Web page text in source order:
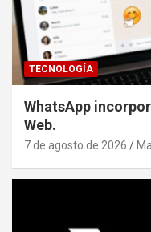
TECNOLOGÍA
WhatsApp
Web.
7 de agosto de 2026